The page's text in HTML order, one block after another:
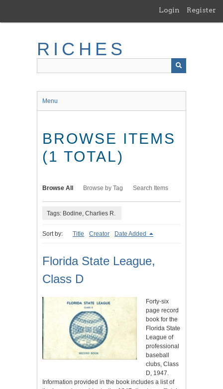
main
Login Register
RICHES
Menu
BROWSE ITEMS
(1 TOTAL)
Browse All Browse by Tag Search Items
Tags: Bodine, Charlies R.
Sort by: Title Creator Date Added
Florida State League,
Class D
Forty-six
page record
book for the
Florida State
League of
professional
baseball
clubs, Class
D, 1947.
Information provided in the book includes a list of